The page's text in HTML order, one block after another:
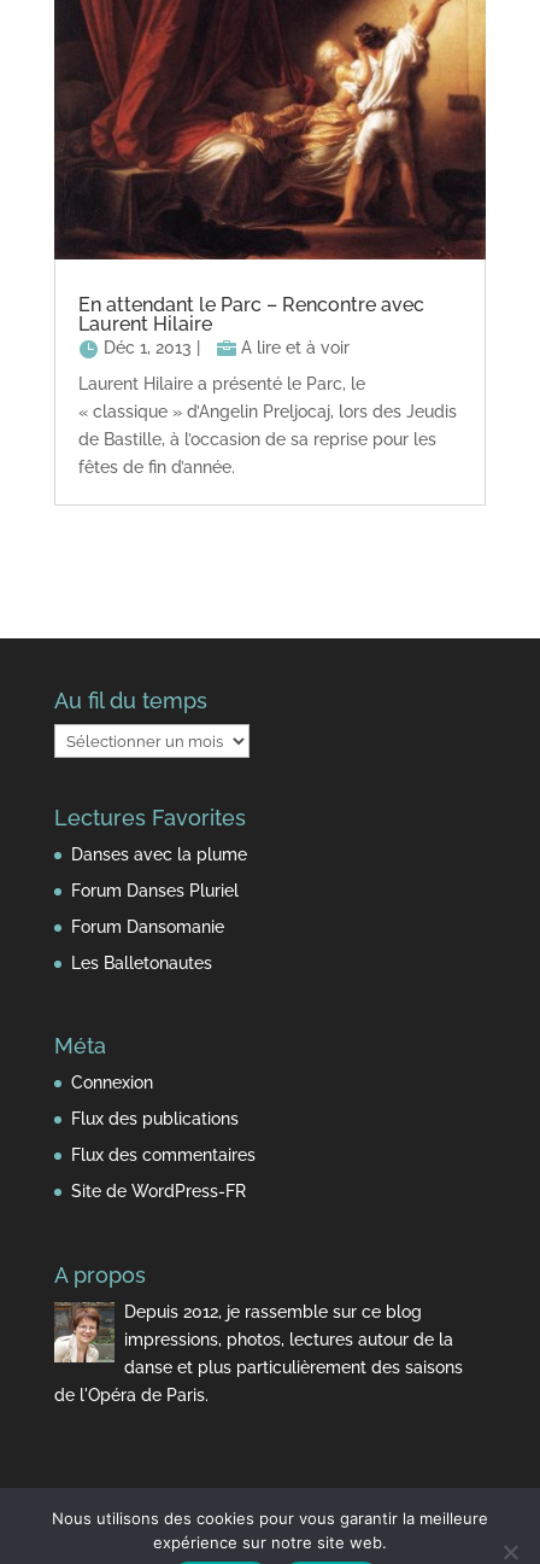
En attendant le Parc – Rencontre avec
Laurent Hilaire
Déc 1, 2013
A lire et à voir
Laurent Hilaire a présenté le Parc, le
« classique » d’Angelin Preljocaj, lors des Jeudis
de Bastille, à l’occasion de sa reprise pour les
fêtes de fin d’année.
Au fil du temps
Au
fil
temps
Lectures Favorites
Danses avec la plume
Forum Danses Pluriel
Forum Dansomanie
Les Balletonautes
Méta
Connexion
Flux des publications
Flux des commentaires
Site de WordPress-FR
A propos
Depuis 2012, je rassemble sur ce blog
impressions, photos, lectures autour de la
danse et plus particulièrement des saisons
de l'Opéra de Paris.
Nous utilisons des cookies pour vous garantir la meilleure
expérience sur notre site web.